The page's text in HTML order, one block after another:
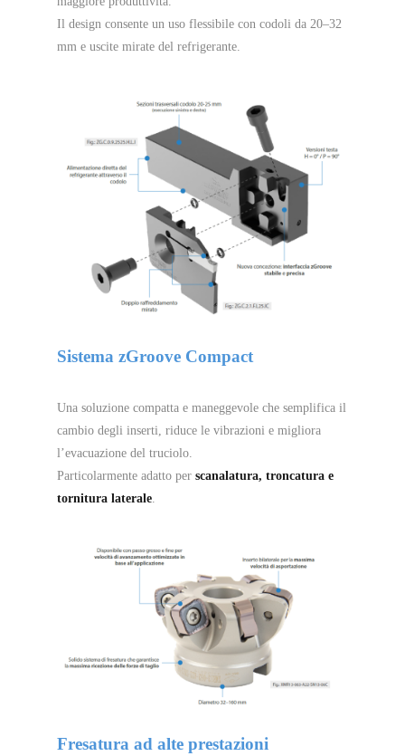
Il design consente un uso flessibile con codoli da 20–32
mm e uscite mirate del refrigerante.
Sistema zGroove Compact
Una soluzione compatta e maneggevole che semplifica il
cambio degli inserti, riduce le vibrazioni e migliora
l’evacuazione del truciolo.
Particolarmente adatto per scanalatura, troncatura e
tornitura laterale.
Fresatura ad alte prestazioni